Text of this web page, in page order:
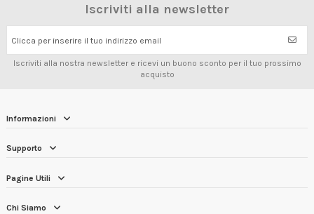
Iscriviti alla newsletter
Clicca per inserire il tuo indirizzo email
Iscriviti alla nostra newsletter e ricevi un buono sconto per il tuo prossimo
acquisto
Informazioni
Supporto
Pagine Utili
Chi Siamo